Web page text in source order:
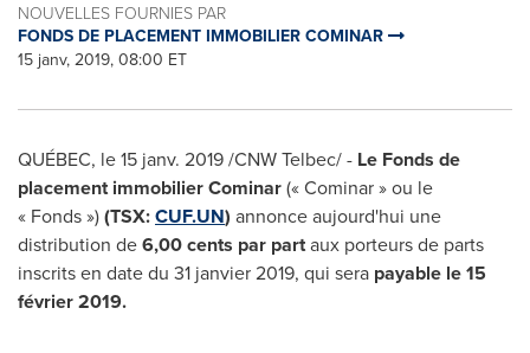
NOUVELLES FOURNIES PAR
FONDS DE PLACEMENT IMMOBILIER COMINAR
15 janv, 2019, 08:00 ET
QUÉBEC, le 15 janv. 2019 /CNW Telbec/ - Le Fonds de
placement immobilier Cominar(« Cominar » ou le
« Fonds »)(TSX:CUF.UN) annonce aujourd'hui une
distribution de6,00 cents par partaux porteurs de parts
inscrits en date du 31 janvier 2019, qui sera payable le 15
février 2019.